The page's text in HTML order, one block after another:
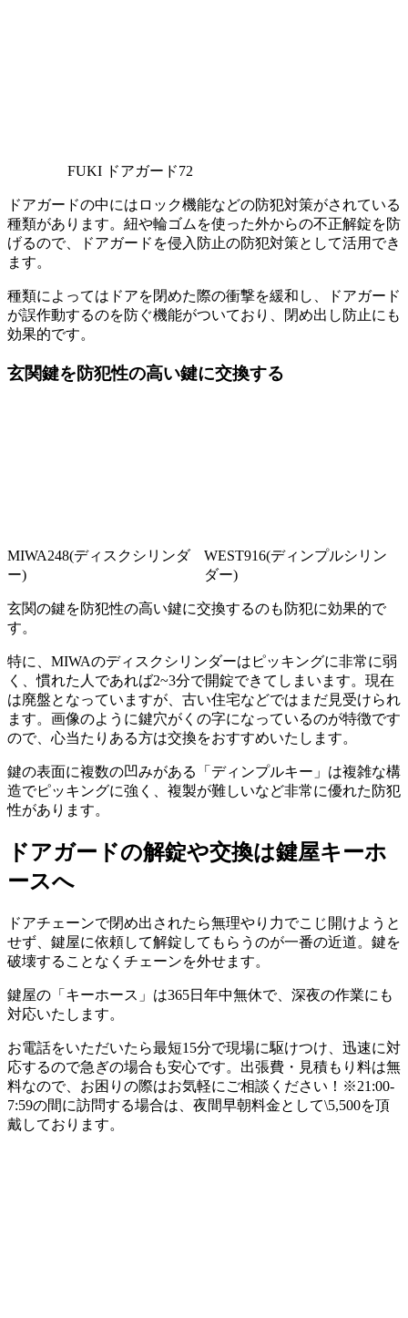
FUKI ドアガード72
ドアガードの中にはロック機能などの防犯対策がされている
種類があります。紐や輪ゴムを使った外からの不正解錠を防
げるので、ドアガードを侵入防止の防犯対策として活用でき
ます。
種類によってはドアを閉めた際の衝撃を緩和し、ドアガード
が誤作動するのを防ぐ機能がついており、閉め出し防止にも
効果的です。
玄関鍵を防犯性の高い鍵に交換する
MIWA248(ディスクシリンダ
ー)
WEST916(ディンプルシリン
ダー)
玄関の鍵を防犯性の高い鍵に交換するのも防犯に効果的で
す。
特に、MIWAのディスクシリンダーはピッキングに非常に弱
く、慣れた人であれば2~3分で開錠できてしまいます。現在
は廃盤となっていますが、古い住宅などではまだ見受けられ
ます。画像のように鍵穴がくの字になっているのが特徴です
ので、心当たりある方は交換をおすすめいたします。
鍵の表面に複数の凹みがある「ディンプルキー」は複雑な構
造でピッキングに強く、複製が難しいなど非常に優れた防犯
性があります。
ドアガードの解錠や交換は鍵屋キーホ
ースへ
ドアチェーンで閉め出されたら無理やり力でこじ開けようと
せず、鍵屋に依頼して解錠してもらうのが一番の近道。鍵を
破壊することなくチェーンを外せます。
鍵屋の「キーホース」は365日年中無休で、深夜の作業にも
対応いたします。
お電話をいただいたら最短15分で現場に駆けつけ、迅速に対
応するので急ぎの場合も安心です。出張費・見積もり料は無
料なので、お困りの際はお気軽にご相談ください！※21:00-
7:59の間に訪問する場合は、夜間早朝料金として\5,500を頂
戴しております。